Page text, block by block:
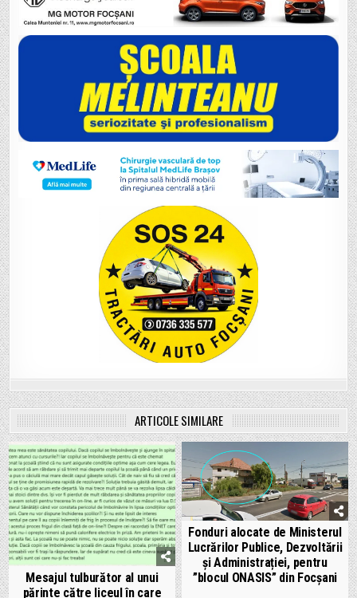
ARTICOLE SIMILARE
Mesajul tulburător al unui
părinte către liceul în care
Fonduri alocate de Ministerul
Lucrărilor Publice, Dezvoltării
și Administrației, pentru
”blocul ONASIS” din Focșani